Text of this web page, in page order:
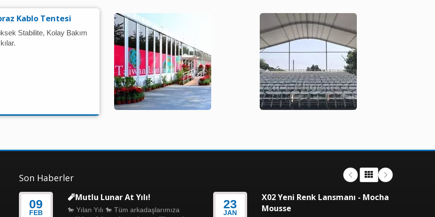
Kablo Tentesi
Stabilite, Kolay Bakım
Son Haberler
09
FEB
🧨Mutlu Lunar At Yılı!
🐎 Yılan Yılı 🐎 Tüm arkadaşlarımıza
23
JAN
X02 Yeni Renk Lansmanı - Mocha
Mousse